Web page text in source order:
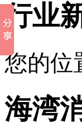
行业
您的位
海湾